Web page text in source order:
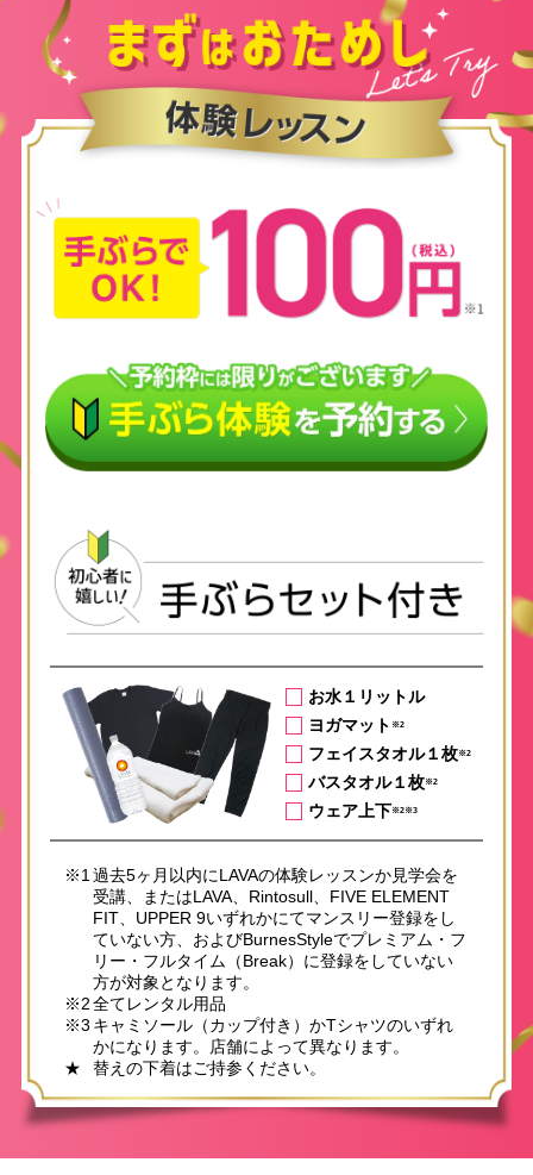
お水１リットル
ヨガマット ※2
フェイスタオル１枚※2
バスタオル１枚※2
ウェア上下※2※3
※1過去5ヶ月以内にLAVAの体験レッスンか見学会を
受講、またはLAVA、Rintosull、FIVE ELEMENT
FIT、UPPER 9いずれかにてマンスリー登録をし
ていない方、およびBurnesStyleでプレミアム・フ
リー・フルタイム（Break）に登録をしていない
方が対象となります。
※2全てレンタル用品
※3 キャミソール（カップ付き）かTシャツのいずれ
かになります。店舗によって異なります。
★
替えの下着はご持参ください。